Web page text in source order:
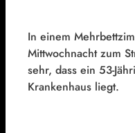
In einem
Mittwochnacht zum
sehr, dass ein 53-
Krankenhaus liegt.